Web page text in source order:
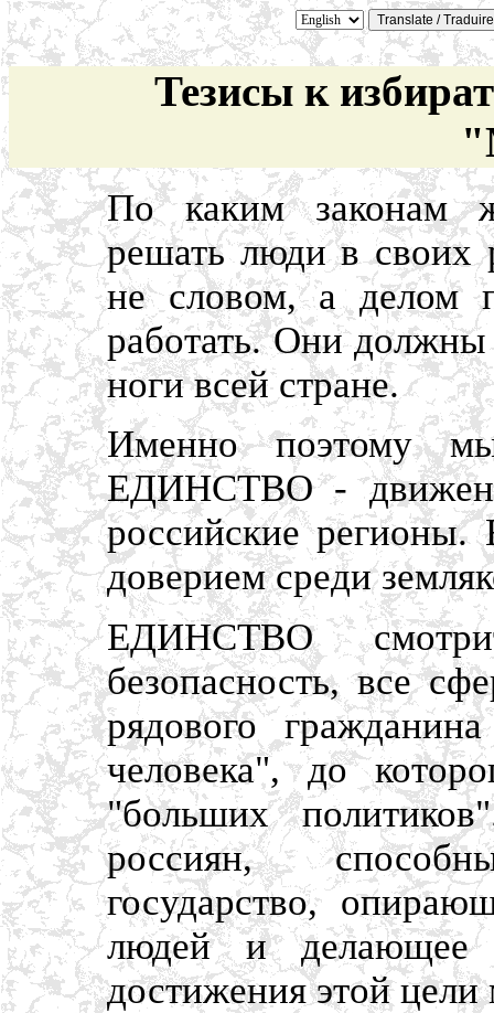
Тезисы к
По каким законам
решать люди в своих
не словом, а делом
работать. Они должны
ноги всей стране.
Именно поэтому
ЕДИНСТВО -
российские
доверием среди
ЕДИНСТВО
безопасность, все
рядового
человека", до
"больших
россиян,
государство,
людей и
достижения этой